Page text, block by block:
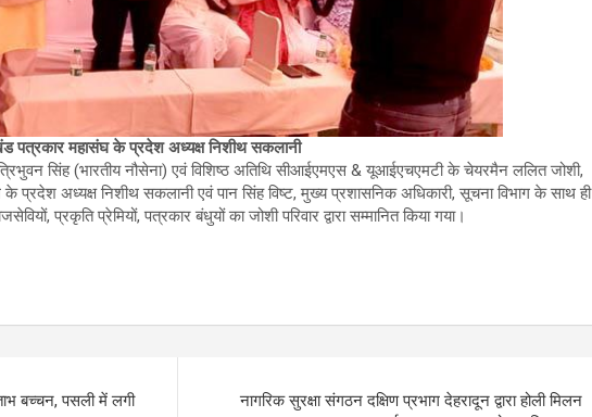
पत्रकार महासंघ के प्रदेश अध्यक्ष निशीथ सकलानी
सिंह (भारतीय नौसेना) एवं विशिष्ठ अतिथि सीआईएमएस & यूआईएचएमटी के चेयरमैन ललित जोशी,
प्रदेश अध्यक्ष निशीथ सकलानी एवं पान सिंह विष्ट, मुख्य प्रशासनिक अधिकारी, सूचना विभाग के साथ ही
प्रकृति प्रेमियों, पत्रकार बंधुयों का जोशी परिवार द्वारा सम्मानित किया गया।
बच्चन, पसली में लगी
नागरिक सुरक्षा संगठन दक्षिण प्रभाग देहरादून द्वारा होली मिलन